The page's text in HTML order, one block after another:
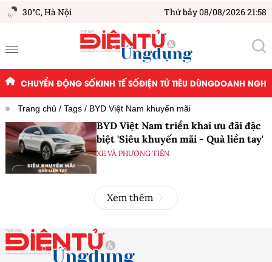
30°C,Hà Nội Thứ bảy 08/08/2026 21:58
CHUYỂN ĐỘNG SỐKINH TẾ SỐĐIỆN TỬ TIÊU DÙNGDOANH
Trang chủ Tags BYD Việt Nam khuyến mãi
BYD Việt Nam triển khai ưu đãi đặc
biệt 'Siêu khuyến mãi - Quà liền tay'
XE VÀ PHƯƠNG TIỆN
Xem thêm